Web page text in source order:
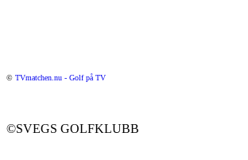
© TVmatchen.nu - Golf på TV
©SVEGS GOLFKLUBB